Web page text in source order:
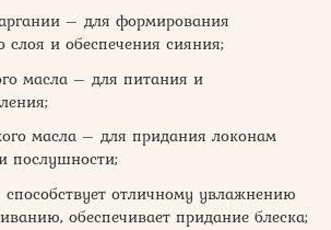
– для формирования
слоя и обеспечения сияния;
масла – для питания и
масла – для придания локонам
послушности;
отличному увлажнению
обеспечивает придание блеска;